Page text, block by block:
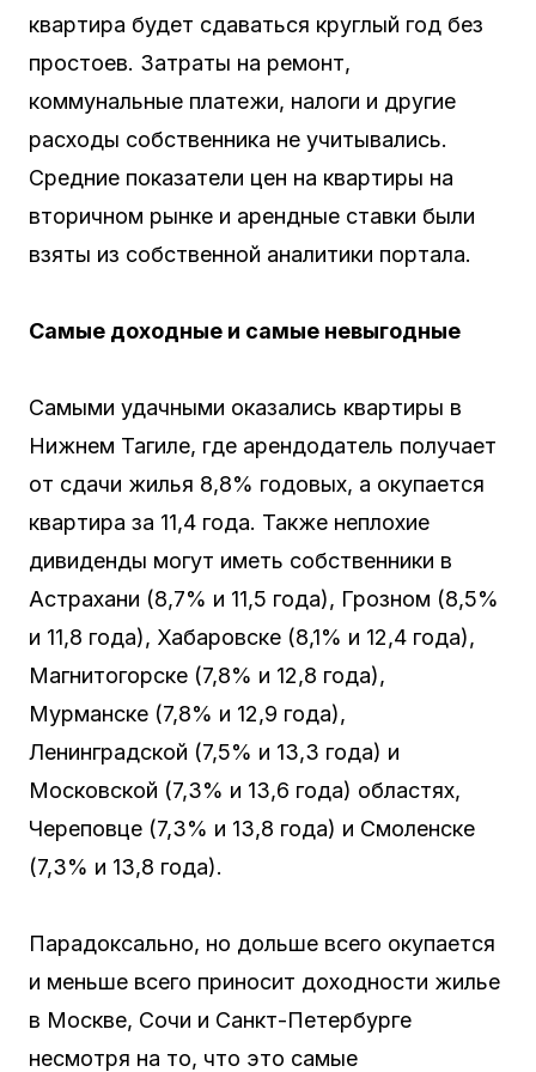
квартира будет сдаваться круглый год без
простоев. Затраты на ремонт,
коммунальные платежи, налоги и другие
расходы собственника не учитывались.
Средние показатели цен на квартиры на
вторичном рынке и арендные ставки были
взяты из собственной аналитики портала.
Самые доходные и самые невыгодные
Самыми удачными оказались квартиры в
Нижнем Тагиле, где арендодатель получает
от сдачи жилья 8,8% годовых, а окупается
квартира за 11,4 года. Также неплохие
дивиденды могут иметь собственники в
Астрахани (8,7% и 11,5 года), Грозном (8,5%
и 11,8 года), Хабаровске (8,1% и 12,4 года),
Магнитогорске (7,8% и 12,8 года),
Мурманске (7,8% и 12,9 года),
Ленинградской (7,5% и 13,3 года) и
Московской (7,3% и 13,6 года) областях,
Череповце (7,3% и 13,8 года) и Смоленске
(7,3% и 13,8 года).
Парадоксально, но дольше всего окупается
и меньше всего приносит доходности жилье
в Москве, Сочи и Санкт-Петербурге
несмотря на то, что это самые